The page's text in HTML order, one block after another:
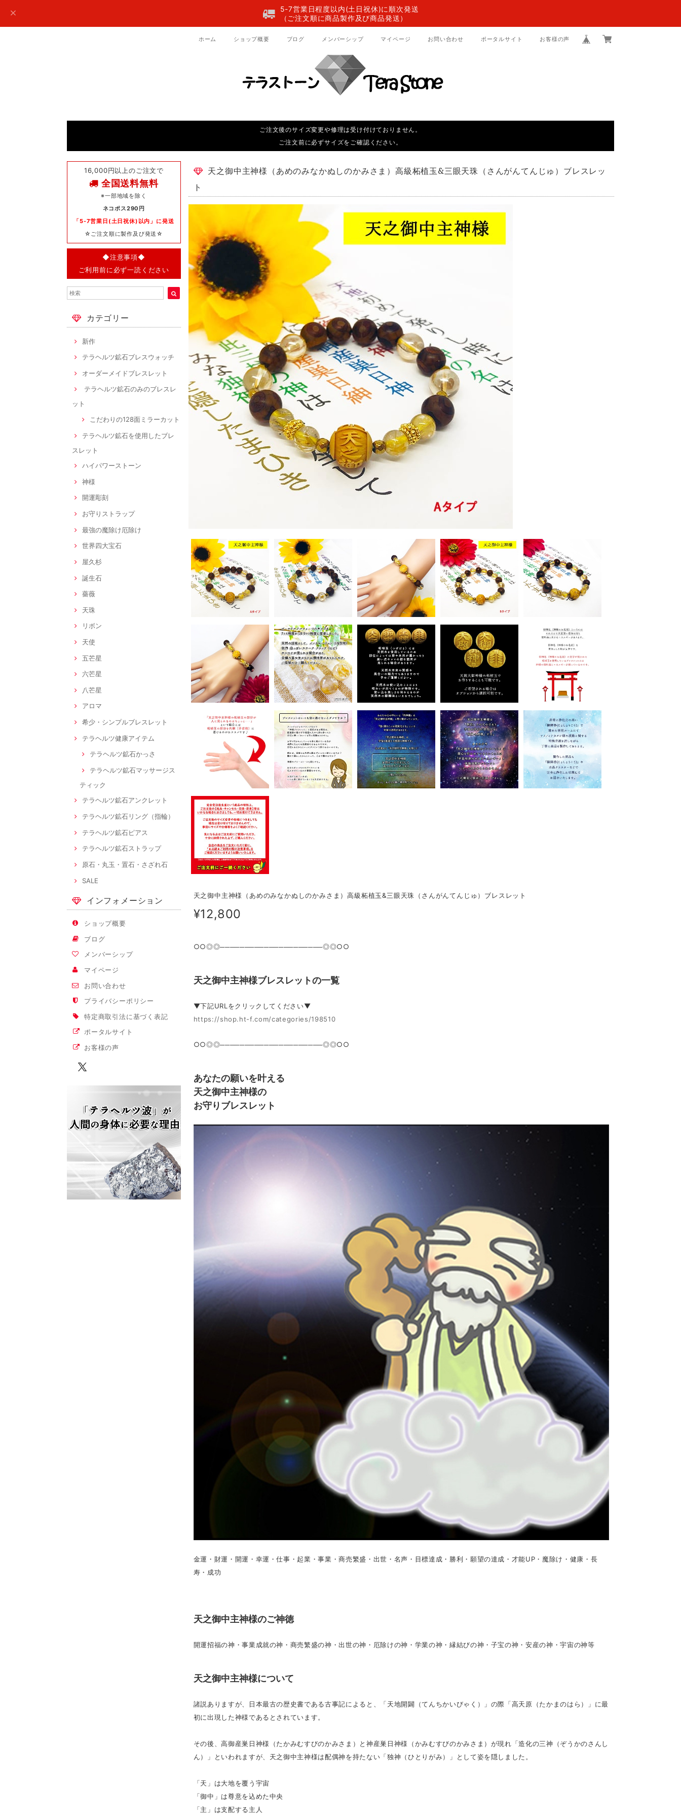
5-7営業日程度以内(土日祝休)に順次発送
（ご注文順に商品製作及び商品発送）
ホーム ショップ概要 ブログ メンバーシップ マイページ お問い合わせ ポータルサイト お客様の声
ご注文後のサイズ変更や修理は受け付けておりません。
ご注文前に必ずサイズをご確認ください。
16,000円以上のご注文で
全国送料無料
※一部地域を除く
ネコポス290円
「5-7営業日(土日祝休)以内」に発送
☆ご注文順に製作及び発送☆
◆注意事項◆
ご利用前に必ず一読ください
カテゴリー
新作
テラヘルツ鉱石ブレスウォッチ
オーダーメイドブレスレット
テラヘルツ鉱石のみのブレスレ
ット
こだわりの128面ミラーカット
テラヘルツ鉱石を使用したブレ
スレット
ハイパワーストーン
神様
開運彫刻
お守りストラップ
最強の魔除け厄除け
世界四大宝石
屋久杉
誕生石
薔薇
天珠
リボン
天使
五芒星
六芒星
八芒星
アロマ
希少・シンプルブレスレット
テラヘルツ健康アイテム
テラヘルツ鉱石かっさ
テラヘルツ鉱石マッサージス
ティック
テラヘルツ鉱石アンクレット
テラヘルツ鉱石リング（指輪）
テラヘルツ鉱石ピアス
テラヘルツ鉱石ストラップ
原石・丸玉・置石・さざれ石
SALE
インフォメーション
ショップ概要
ブログ
メンバーシップ
マイページ
お問い合わせ
プライバシーポリシー
特定商取引法に基づく表記
ポータルサイト
お客様の声
天之御中主神様（あめのみなかぬしのかみさま）高級柘植玉&三眼天珠（さんがんてんじゅ）ブレスレッ
ト
天之御中主神様（あめのみなかぬしのかみさま）高級柘植玉&三眼天珠（さんがんてんじゅ）ブレスレット
¥12,800
○○◎◎─────────────────────◎◎○○
天之御中主神様ブレスレットの一覧
▼下記URLをクリックしてください▼
https://shop.ht-f.com/categories/198510
○○◎◎─────────────────────◎◎○○
あなたの願いを叶える
天之御中主神様の
お守りブレスレット
金運・財運・開運・幸運・仕事・起業・事業・商売繁盛・出世・名声・目標達成・勝利・願望の達成・才能UP・魔除け・健康・長
寿・成功
天之御中主神様のご神徳
開運招福の神・事業成就の神・商売繁盛の神・出世の神・厄除けの神・学業の神・縁結びの神・子宝の神・安産の神・宇宙の神等
天之御中主神様について
諸説ありますが、日本最古の歴史書である古事記によると、「天地開闢（てんちかいびゃく）」の際「高天原（たかまのはら）」に最
初に出現した神様であるとされています。
その後、高御産巣日神様（たかみむすびのかみさま）と神産巣日神様（かみむすびのかみさま）が現れ「造化の三神（ぞうかのさんし
ん）」といわれますが、天之御中主神様は配偶神を持たない「独神（ひとりがみ）」として姿を隠しました。
「天」は大地を覆う宇宙
「御中」は尊意を込めた中央
「主」は支配する主人